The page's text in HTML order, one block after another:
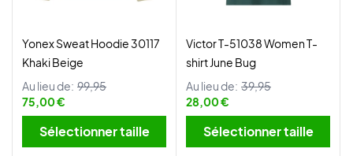
Yonex Sweat Hoodie 30117
Khaki Beige
Au lieu de: 99,95
75,00 €
Sélectionner taille
Victor T-51038 Women T-
shirt June Bug
Au lieu de: 39,95
28,00 €
Sélectionner taille